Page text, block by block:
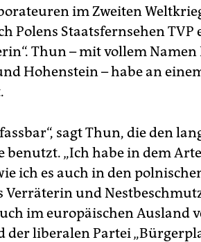
im Zweiten
Polens Staatsfernsehen
Thun – mit vollem
Hohenstein – habe an
sagt Thun, die den
benutzt. „Ich habe in dem
ich es auch in den
Verräterin und
im europäischen Ausland
der liberalen Partei